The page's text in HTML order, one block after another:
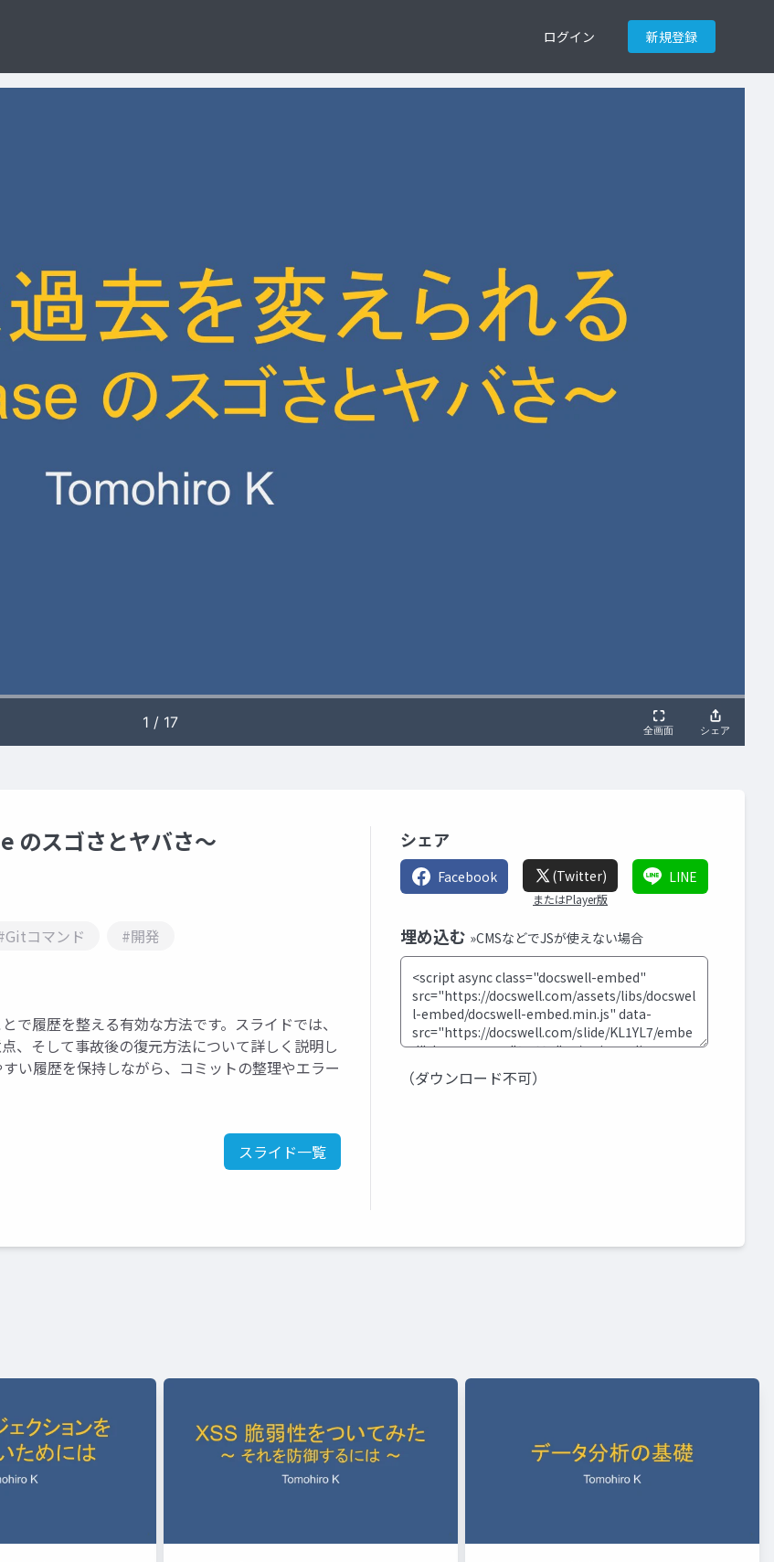
ログイン 新規登録
のスゴさとヤバさ〜
コマンド #開発
履歴を整える有効な方法です。スライドでは、
、そして事故後の復元方法について詳しく説明し
い履歴を保持しながら、コミットの整理やエラー
スライド一覧
シェア
Facebook (Twitter)
またはPlayer版
LINE
埋め込む »CMSなどでJSが使えない場合
（ダウンロード不可）